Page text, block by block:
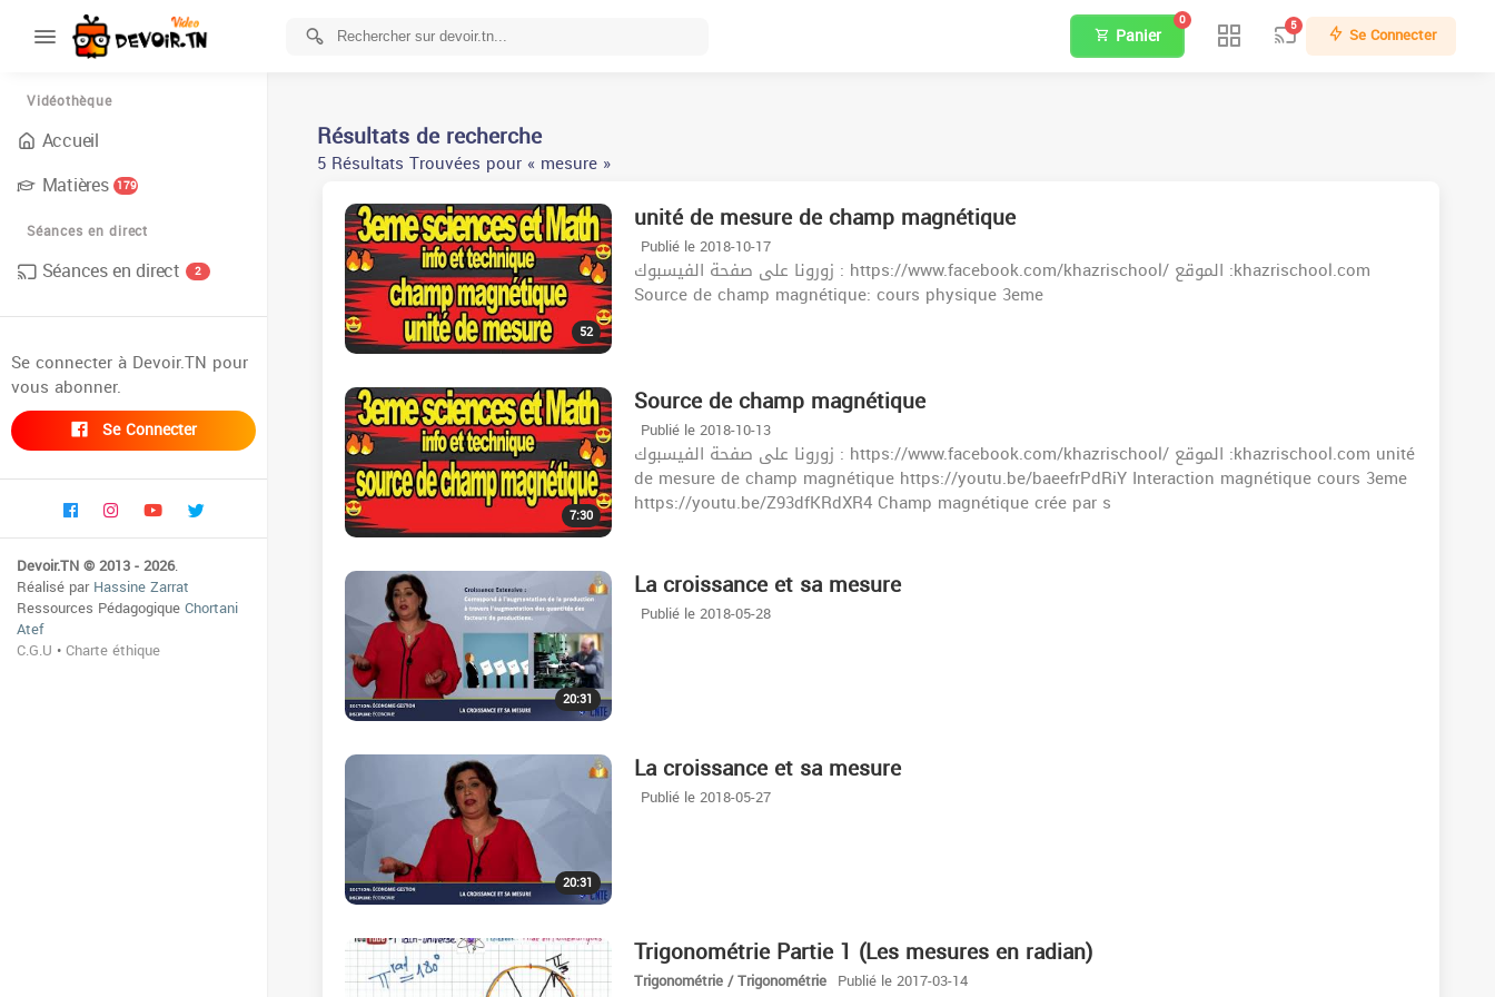
Vidéothèque
Accueil
Matières 179
Séances en direct
Séances en direct 2
Se connecter à Devoir.TN pour
vous abonner.
Se Connecter
Devoir.TN © 2013 - 2026.
Réalisé parHassine Zarrat
Ressources PédagogiqueChortani
Atef
C.G.U •Charte éthique
Panier
0 5 Se Connecter
Résultats de recherche
5 Résultats Trouvées pour « mesure »
52
unité de mesure de champ magnétique
Publié le 2018-10-17
زورونا على صفحة الفيسبوك : https://www.facebook.com/khazrischool/ الموقع :khazrischool.com
Source de champ magnétique: cours physique 3eme
7:30
Source de champ magnétique
Publié le 2018-10-13
زورونا على صفحة الفيسبوك : https://www.facebook.com/khazrischool/ الموقع :khazrischool.com unité
de mesure de champ magnétique https://youtu.be/baeefrPdRiY Interaction magnétique cours 3eme
https://youtu.be/Z93dfKRdXR4 Champ magnétique crée par s
20:31
La croissance et sa mesure
Publié le 2018-05-28
20:31
La croissance et sa mesure
Publié le 2018-05-27
Trigonométrie Partie 1 (Les mesures en radian)
Trigonométrie / Trigonométrie Publié le 2017-03-14